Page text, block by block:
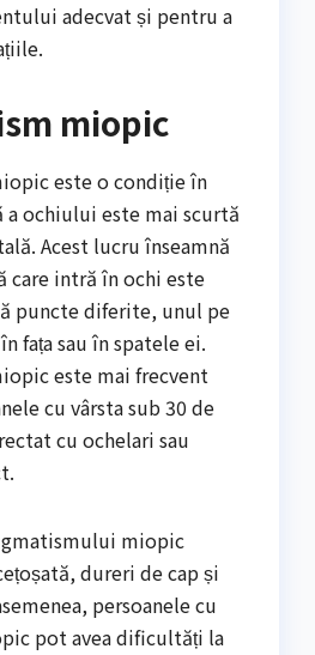
adecvat și pentru a
miopic
este o condiție în
a ochiului este mai scurtă
Acest lucru înseamnă
care intră în ochi este
puncte diferite, unul pe
fața sau în spatele ei.
este mai frecvent
cu vârsta sub 30 de
cu ochelari sau
miopic
dureri de cap și
persoanele cu
pot avea dificultăți la